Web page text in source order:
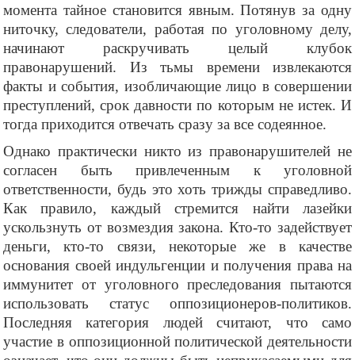
момента тайное становится явным. Потянув за одну
ниточку, следователи, работая по уголовному делу,
начинают раскручивать целый клубок
правонарушений. Из тьмы времени извлекаются
факты и события, изобличающие лицо в совершении
преступлений, срок давности по которым не истек. И
тогда приходится отвечать сразу за все содеянное.
Однако практически никто из правонарушителей не
согласен быть привлеченным к уголовной
ответственности, будь это хоть трижды справедливо.
Как правило, каждый стремится найти лазейки
ускользнуть от возмездия закона. Кто-то задействует
деньги, кто-то связи, некоторые же в качестве
основания своей индульгенции и получения права на
иммунитет от уголовного преследования пытаются
использовать статус оппозиционеров-политиков.
Последняя категория людей считают, что само
участие в оппозиционной политической деятельности